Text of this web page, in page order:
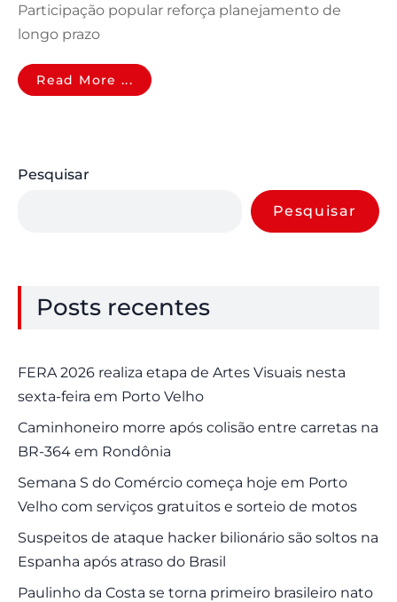
Participação popular reforça planejamento de
longo prazo
Read More ...
Pesquisar
Pesquisar
Posts recentes
FERA 2026 realiza etapa de Artes Visuais nesta
sexta-feira em Porto Velho
Caminhoneiro morre após colisão entre carretas na
BR-364 em Rondônia
Semana S do Comércio começa hoje em Porto
Velho com serviços gratuitos e sorteio de motos
Suspeitos de ataque hacker bilionário são soltos na
Espanha após atraso do Brasil
Paulinho da Costa se torna primeiro brasileiro nato